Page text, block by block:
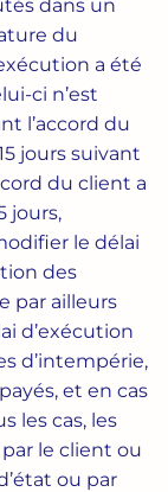
dans un
du
a été
ci n’est
l’accord du
jours suivant
du client a
jours,
le délai
des
par ailleurs
d’exécution
d’intempérie,
et en cas
les cas, les
le client ou
ou par